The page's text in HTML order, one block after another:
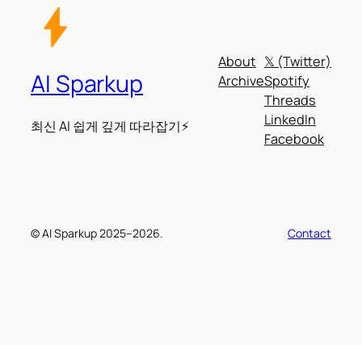
AI Sparkup
최신 AI 쉽게 깊게 따라잡기⚡
About
Archive
𝕏 (Twitter)
Spotify
Threads
LinkedIn
Facebook
© AI Sparkup 2025–2026. Contact